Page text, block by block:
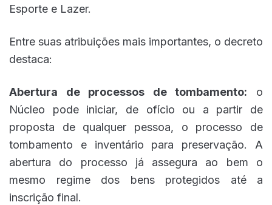
Esporte e Lazer.
Entre suas atribuições mais importantes, o decreto
destaca:
Abertura de processos de tombamento: o
Núcleo pode iniciar, de ofício ou a partir de
proposta de qualquer pessoa, o processo de
tombamento e inventário para preservação. A
abertura do processo já assegura ao bem o
mesmo regime dos bens protegidos até a
inscrição final.